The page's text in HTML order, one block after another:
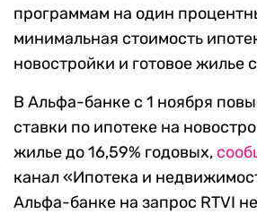
программам на один
минимальная стоимость
новостройки и готовое жилье
В Альфа-банке с 1 ноября
ставки по ипотеке на
жилье до 16,59% годовых,
канал «Ипотека и
Альфа-банке на запрос RTVI